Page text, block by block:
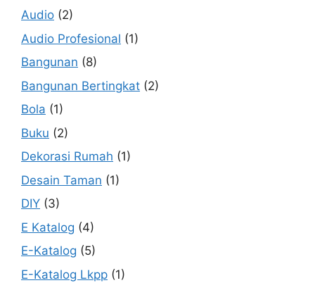
Audio (2)
Audio Profesional (1)
Bangunan (8)
Bangunan Bertingkat (2)
Bola (1)
Buku (2)
Dekorasi Rumah (1)
Desain Taman (1)
DIY (3)
E Katalog (4)
E-Katalog (5)
E-Katalog Lkpp (1)